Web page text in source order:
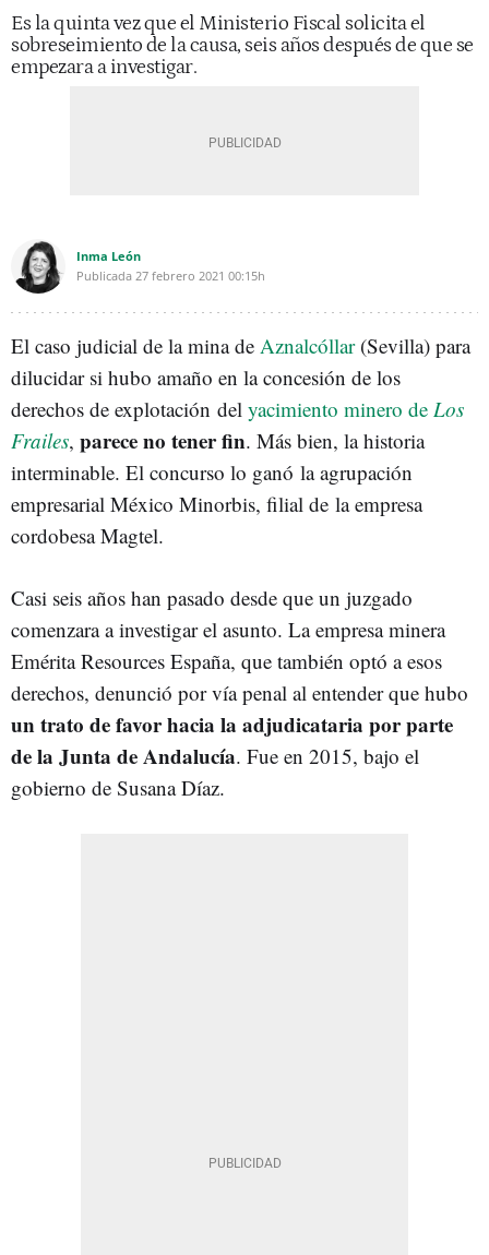
Es la quinta vez que el Ministerio Fiscal solicita el
sobreseimiento de la causa, seis años después de que se
empezara a investigar.
Inma León
Publicada 27 febrero 2021 00:15h
El caso judicial de la mina de Aznalcóllar(Sevilla) para
dilucidar si hubo amaño en la concesión de los
derechos de explotación del yacimiento minero de Los
Frailes, parece no tener fin. Más bien, la historia
interminable. El concurso lo ganó la agrupación
empresarial México Minorbis, filial de la empresa
cordobesa Magtel.
Casi seis años han pasado desde que un juzgado
comenzara a investigar el asunto. La empresa minera
Emérita Resources España, que también optó a esos
derechos, denunció por vía penal al entender que hubo
un trato de favor hacia la adjudicataria por parte
de la Junta de Andalucía. Fue en 2015, bajo el
gobierno de Susana Díaz.